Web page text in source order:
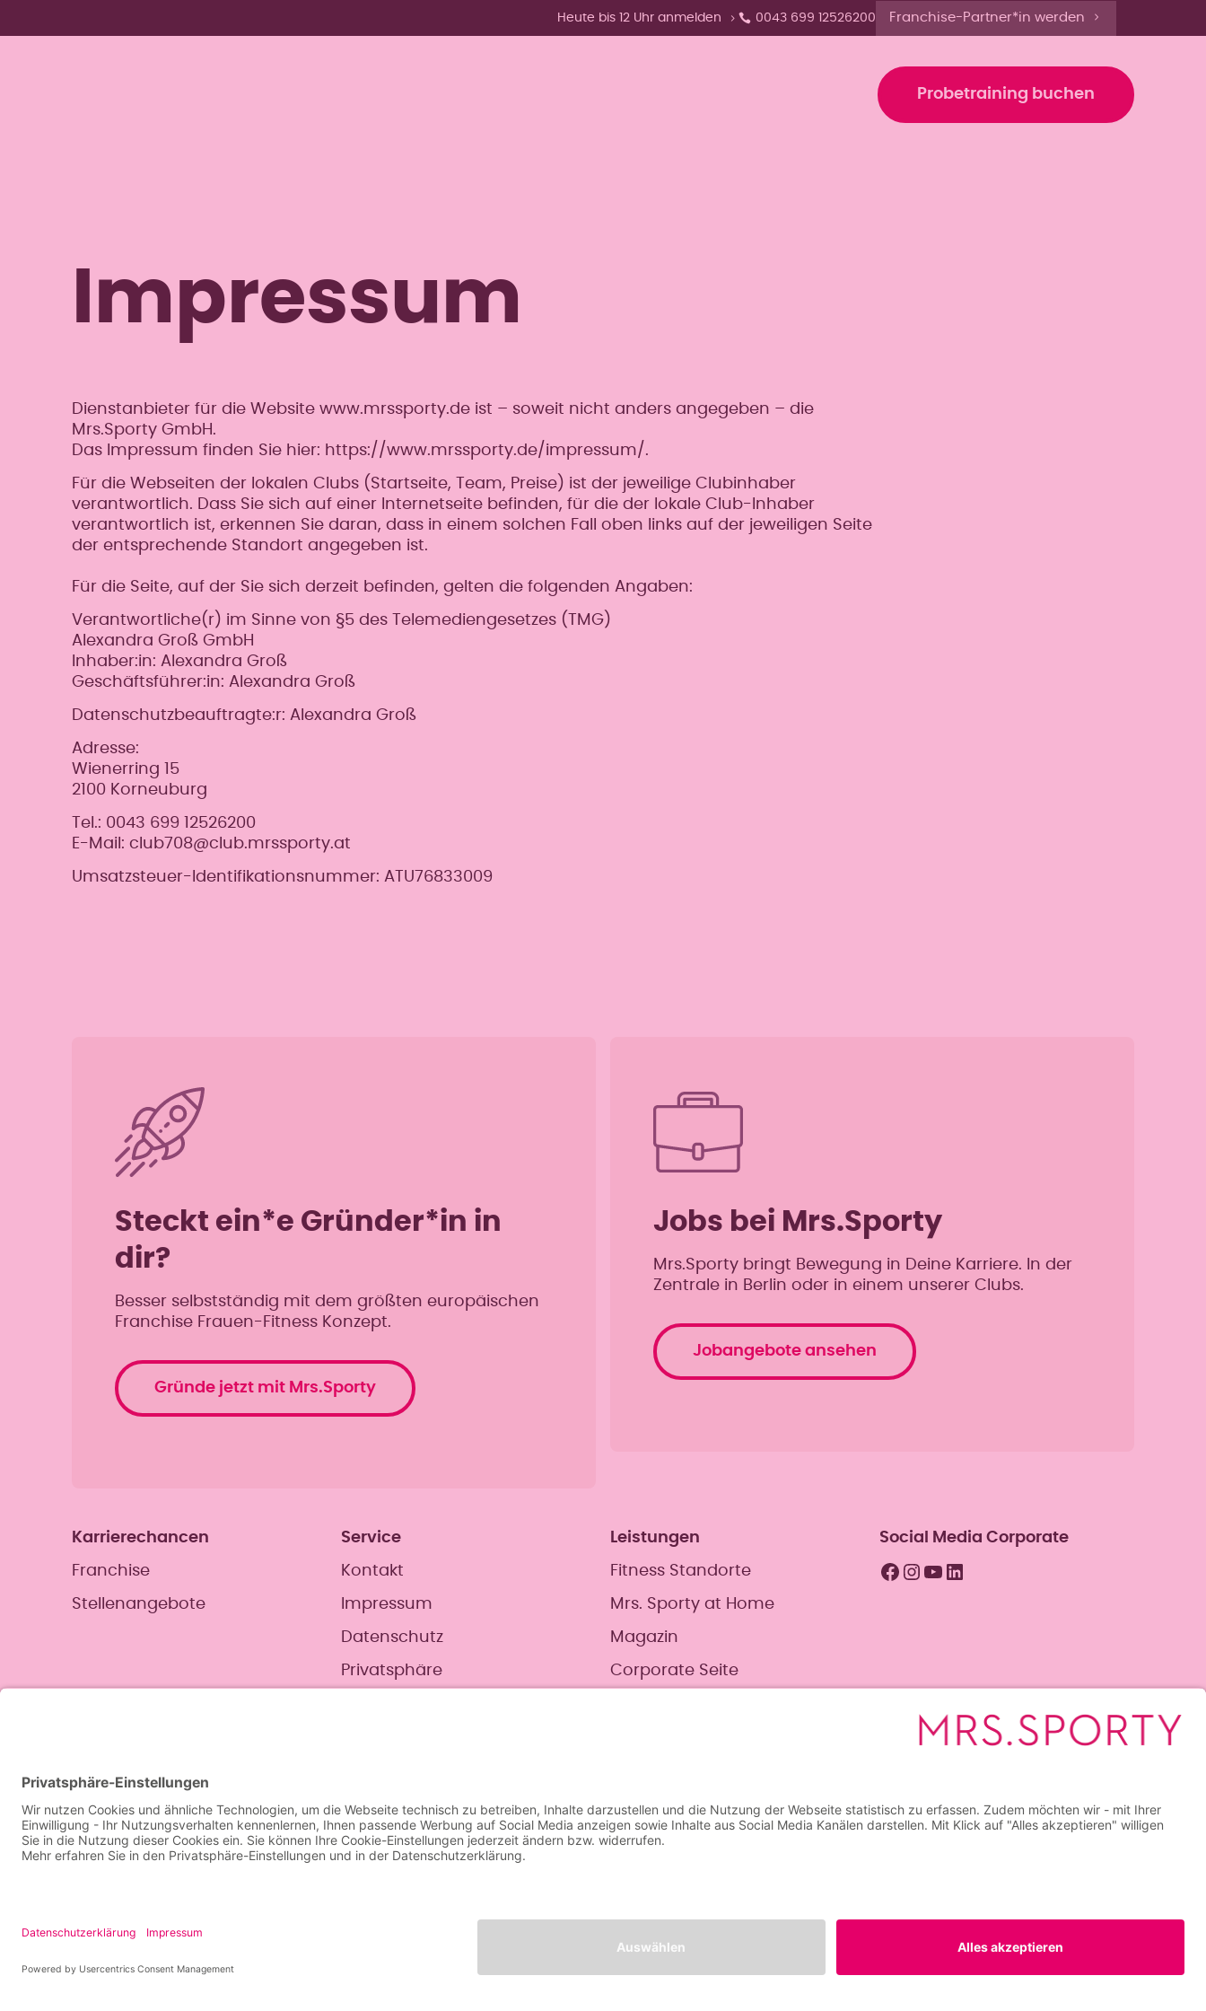
Heute bis 12 Uhr anmelden
Zeige Menü-Unterpunkte von 'Heute bis 12 Uhr anmelden'
0043 699 12526200 Franchise-Partner*in werden
Probetraining buchen
Impressum
Dienstanbieter für die Website www.mrssporty.de ist – soweit nicht anders angegeben – die
Mrs.Sporty GmbH.
Das Impressum finden Sie hier: https://www.mrssporty.de/impressum/.
Für die Webseiten der lokalen Clubs (Startseite, Team, Preise) ist der jeweilige Clubinhaber
verantwortlich. Dass Sie sich auf einer Internetseite befinden, für die der lokale Club-Inhaber
verantwortlich ist, erkennen Sie daran, dass in einem solchen Fall oben links auf der jeweiligen Seite
der entsprechende Standort angegeben ist.
Für die Seite, auf der Sie sich derzeit befinden, gelten die folgenden Angaben:
Verantwortliche(r) im Sinne von §5 des Telemediengesetzes (TMG)
Alexandra Groß GmbH
Inhaber:in: Alexandra Groß
Geschäftsführer:in: Alexandra Groß
Datenschutzbeauftragte:r: Alexandra Groß
Adresse:
Wienerring 15
2100 Korneuburg
Tel.: 0043 699 12526200
E-Mail: club708@club.mrssporty.at
Umsatzsteuer-Identifikationsnummer: ATU76833009
Steckt ein*e Gründer*in in
dir?
Besser selbstständig mit dem größten europäischen
Franchise Frauen-Fitness Konzept.
Gründe jetzt mit Mrs.Sporty
Jobs bei Mrs.Sporty
Mrs.Sporty bringt Bewegung in Deine Karriere. In der
Zentrale in Berlin oder in einem unserer Clubs.
Jobangebote ansehen
Karrierechancen
Franchise
Stellenangebote
Service
Kontakt
Impressum
Datenschutz
Privatsphäre
Leistungen
Fitness Standorte
Mrs. Sporty at Home
Magazin
Corporate Seite
Social Media Corporate
Facebook
Instagram
YouTube
LinkedIn
* Trainiere an 7 aufeinanderfolgenden Tagen kostenlos. Nur für Interessentinnen, die noch nicht Mitglied sind. Nur einmal